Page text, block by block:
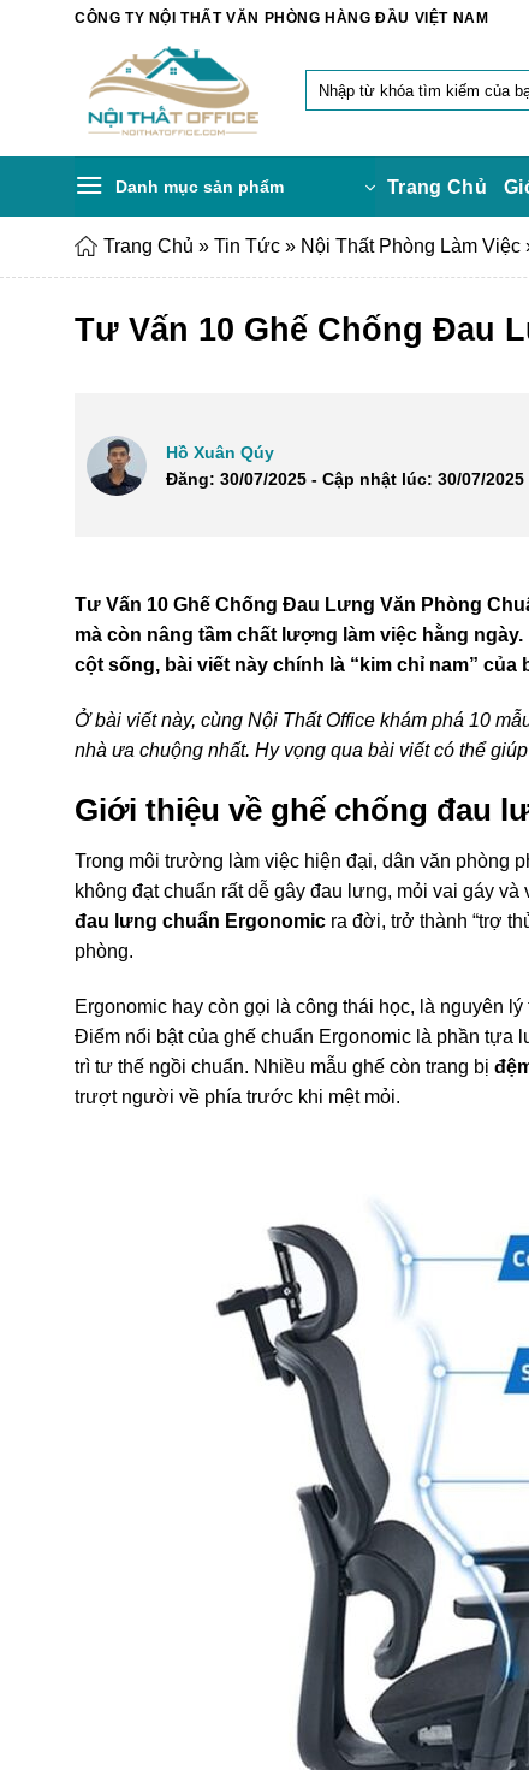
CÔNG TY NỘI THẤT VĂN PHÒNG HÀNG ĐẦU VIỆT NAM
kiếm:
Danh mục sản phẩm Trang Chủ
Trang Chủ » Tin Tức » Nội Thất Phòng Làm Việc
Tư Vấn 10 Ghế Chống Đau
Hồ Xuân Qúy
Đăng: 30/07/2025 - Cập nhật lúc: 30/07/2025
Tư Vấn 10 Ghế Chống Đau Lưng Văn Phòng
mà còn nâng tầm chất lượng làm việc hằng
cột sống, bài viết này chính là “kim chỉ nam” của
Ở bài viết này, cùng Nội Thất Office khám phá 10
nhà ưa chuộng nhất. Hy vọng qua bài viết có thể
Giới thiệu về ghế chống đau
Trong môi trường làm việc hiện đại, dân văn phòng
không đạt chuẩn rất dễ gây đau lưng, mỏi vai gáy
đau lưng chuẩn Ergonomic ra đời, trở thành “trợ
phòng.
Ergonomic hay còn gọi là công thái học, là nguyên
Điểm nổi bật của ghế chuẩn Ergonomic là phần tựa
trì tư thế ngồi chuẩn. Nhiều mẫu ghế còn trang bị
trượt người về phía trước khi mệt mỏi.